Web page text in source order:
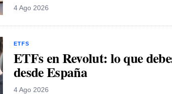
4 Ago 2026
ETFS
ETFs en Revolut: lo que
desde España
4 Ago 2026